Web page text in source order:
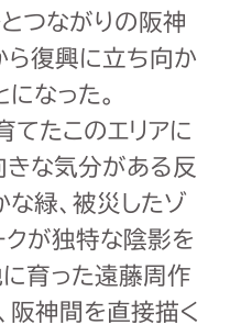
とつながりの阪神
ら復興に立ち向か
なった。
てたこのエリアに
きな気分がある反
緑、被災したゾ
クが独特な陰影を
に育った遠藤周作
阪神間を直接描く